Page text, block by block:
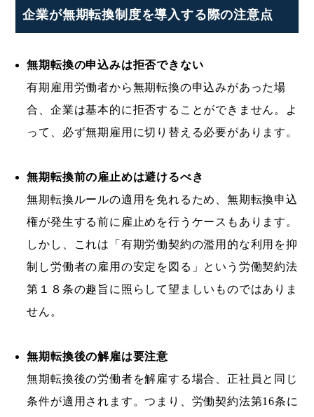
企業が無期転換制度を導入する際の注意点
無期転換の申込みは拒否できない
有期雇用労働者から無期転換の申込みがあった場
合、企業は基本的に拒否することができません。よ
って、必ず無期雇用に切り替える必要があります。
無期転換前の雇止めは避けるべき
無期転換ルールの適用を免れるため、無期転換申込
権が発生する前に雇止めを行うケースもあります。
しかし、これは「有期労働契約の濫用的な利用を抑
制し労働者の雇用の安定を図る」という労働契約法
第１８条の趣旨に照らして望ましいものではありま
せん。
無期転換後の解雇は要注意
無期転換後の労働者を解雇する場合、正社員と同じ
条件が適用されます。つまり、労働契約法第16条に